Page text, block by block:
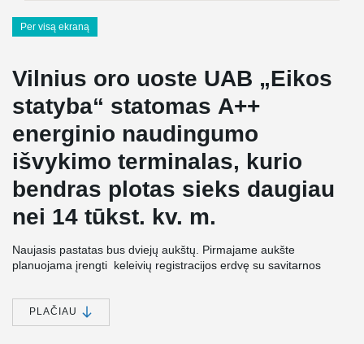
Per visą ekraną
Vilnius oro uoste UAB „Eikos
statyba“ statomas A++
energinio naudingumo
išvykimo terminalas, kurio
bendras plotas sieks daugiau
nei 14 tūkst. kv. m.
Naujasis pastatas bus dviejų aukštų. Pirmajame aukšte
planuojama įrengti keleivių registracijos erdvę su savitarnos
kitos komercinės zonos bei oro bendrovių biurai.
Pastate bus įrengtos visos būtinos techninės erdvės – bagažo
PLAČIAU